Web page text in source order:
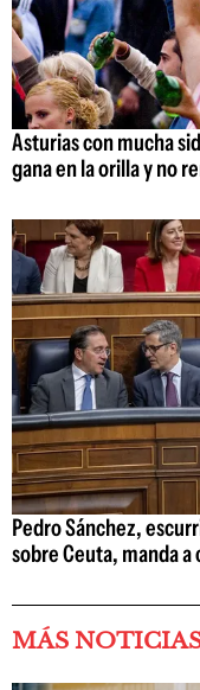
Asturias con mucha
gana en la orilla y no
Pedro Sánchez,
sobre Ceuta, manda
MÁS